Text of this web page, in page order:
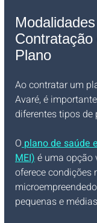
Plano
Ao contratar um
Avaré, é
diferentes tipos
O plano de saúde
MEI) é uma opção
oferece condições
pequenas e